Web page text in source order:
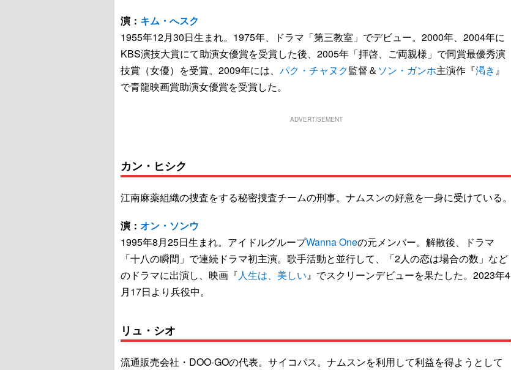
演： キム・へスク
1955年12月30日生まれ。1975年、ドラマ「第三教室」でデビュー。2000年、2004年に
KBS演技大賞にて助演女優賞を受賞した後、2005年「拝啓、ご両親様」で同賞最優秀演
技賞（女優）を受賞。2009年には、 パク・チャヌク監督＆ ソン・ガンホ主演作『渇き 』
で青龍映画賞助演女優賞を受賞した。
ADVERTISEMENT
カン・ヒシク
江南麻薬組織の捜査をする秘密捜査チームの刑事。ナムスンの好意を一身に受けている。
演： オン・ソンウ
1995年8月25日生まれ。アイドルグループWanna Oneの元メンバー。解散後、ドラマ
「十八の瞬間」で連続ドラマ初主演。歌手活動と並行して、「2人の恋は場合の数」など
のドラマに出演し、映画『人生は、美しい』でスクリーンデビューを果たした。2023年4
月17日より兵役中。
リュ・シオ
流通販売会社・DOO-GOの代表。サイコパス。ナムスンを利用して利益を得ようとして